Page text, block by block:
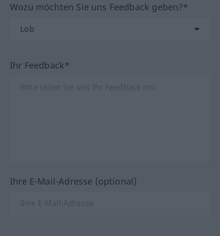
Wozu möchten Sie uns Feedback geben?*
Ihr Feedback*
Ihre E-Mail-Adresse (optional)